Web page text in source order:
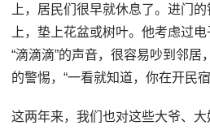
上，居民们很早就休息了。进门
上，垫上花盆或树叶。他考虑过
“滴滴滴”的声音，很容易吵到邻
的警惕，“一看就知道，你在开民宿
这两年来，我们也对这些大爷、大